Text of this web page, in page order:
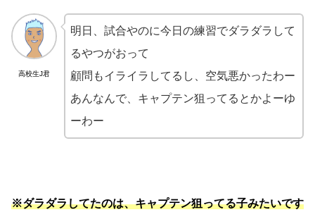
高校生J君
明日、試合やのに今日の練習でダラダラして
るやつがおって
顧問もイライラしてるし、空気悪かったわー
あんなんで、キャプテン狙ってるとかよーゆ
ーわー
※ダラダラしてたのは、キャプテン狙ってる子みたいです